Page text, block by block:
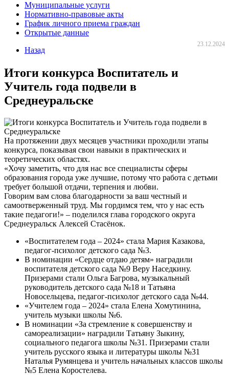
Муниципальные услуги
Нормативно-правовые акты
График личного приема граждан
Открытые данные
Назад
23.12.2024
Итоги конкурса Воспитатель и
Учитель года подвели в
Среднеуральске
На протяжении двух месяцев участники проходили этапы
конкурса, показывая свои навыки в практических и
теоретических областях.
«Хочу заметить, что для нас все специалисты сферы
образования города уже лучшие, потому что работа с детьми
требует большой отдачи, терпения и любви.
Говорим вам слова благодарности за ваш честный и
самоотверженный труд. Мы гордимся тем, что у нас есть
такие педагоги!» – поделился глава городского округа
Среднеуральск Алексей Стасёнок.
«Воспитателем года – 2024» стала Мария Казакова,
педагог-психолог детского сада №3.
В номинации «Сердце отдаю детям» наградили
воспитателя детского сада №9 Веру Наседкину.
Призерами стали Ольга Багрова, музыкальный
руководитель детского сада №18 и Татьяна
Новосельцева, педагог-психолог детского сада №44.
«Учителем года – 2024» стала Елена Хомутинина,
учитель музыки школы №6.
В номинации «За стремление к совершенству и
самореализации» наградили Татьяну Зыкину,
социального педагога школы №31. Призерами стали
учитель русского языка и литературы школы №31
Наталья Румянцева и учитель начальных классов школы
№5 Елена Коростелева.